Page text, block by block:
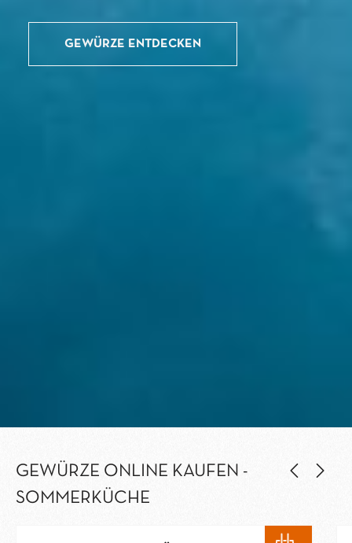
GEWÜRZE ENTDECKEN
GEWÜRZE ONLINE KAUFEN -
SOMMERKÜCHE